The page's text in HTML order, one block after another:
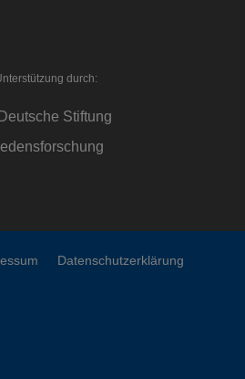
durch:
Datenschutzerklärung